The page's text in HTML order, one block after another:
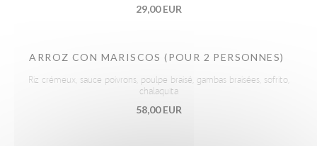
29,00 EUR
ARROZ CON MARISCOS (POUR 2 PERSONNES)
Riz crémeux, sauce poivrons, poulpe braisé, gambas braisées, sofrito,
chalaquita
58,00 EUR